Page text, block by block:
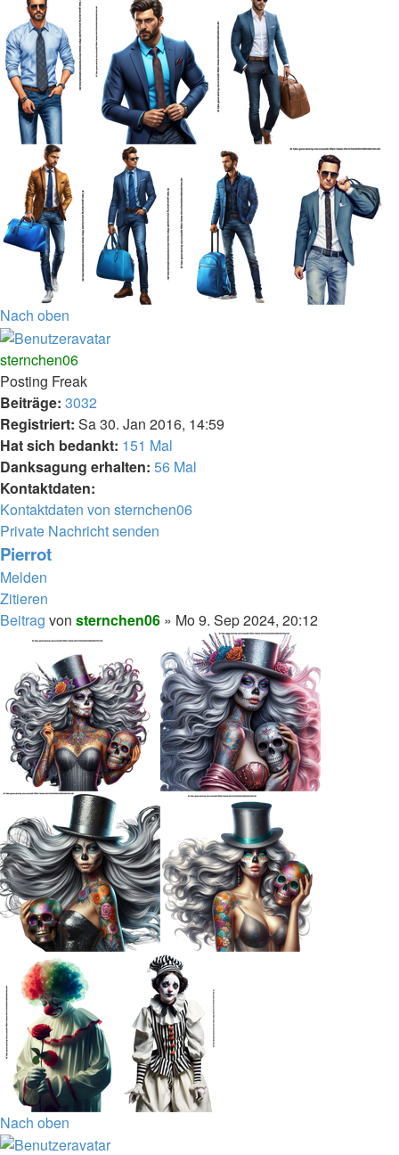
Nach oben
sternchen06
Posting Freak
Beiträge: 3032
Registriert: Sa 30. Jan 2016, 14:59
Hat sich bedankt: 151 Mal
Danksagung erhalten: 56 Mal
Kontaktdaten:
Kontaktdaten von sternchen06
Private Nachricht senden
Pierrot
Melden
Zitieren
Beitrag von sternchen06 » Mo 9. Sep 2024, 20:12
Nach oben